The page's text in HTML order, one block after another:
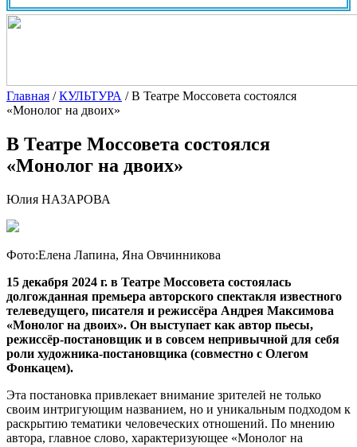
Главная /КУЛЬТУРА /В Театре Моссовета состоялся
«Монолог на двоих»
В Театре Моссовета состоялся
«Монолог на двоих»
Юлия НАЗАРОВА
Фото:Елена Лапина, Яна Овчинникова
15 декабря 2024 г. в Театре Моссовета состоялась
долгожданная премьера авторского спектакля известного
телеведущего, писателя и режиссёра Андрея Максимова
«Монолог на двоих». Он выступает как автор пьесы,
режиссёр-постановщик и в совсем непривычной для себя
роли художника-постановщика (совместно с Олегом
Фонкацем).
Эта постановка привлекает внимание зрителей не только
своим интригующим названием, но и уникальным подходом к
раскрытию тематики человеческих отношений. По мнению
автора, главное слово, характеризующее «Монолог на